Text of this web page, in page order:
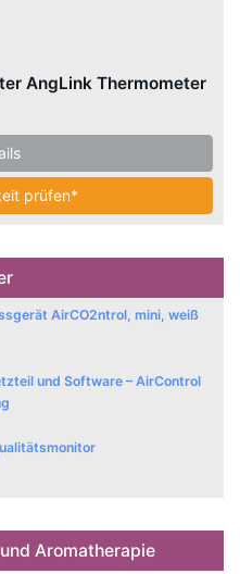
AngLink Thermometer
prüfen*
AirCO2ntrol, mini, weiß
und Software – AirControl
Aromatherapie